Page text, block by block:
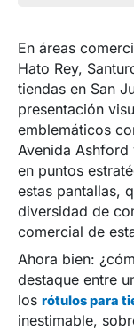
En áreas
Hato Rey,
tiendas en San
presentación
emblemáticos
Avenida
en puntos
estas pantallas,
diversidad de
comercial de
Ahora bien:
destaque entre
losrótulos para
inestimable,